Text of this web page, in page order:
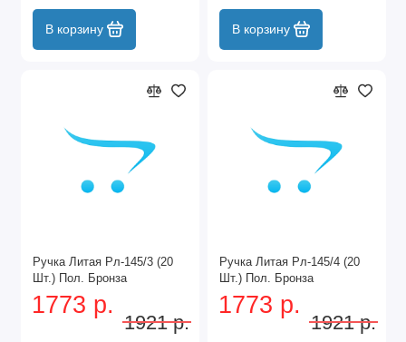
В корзину В корзину
Ручка Литая Рл-145/3 (20
Шт.) Пол. Бронза
1773 р.
1921 р.
Ручка Литая Рл-145/4 (20
Шт.) Пол. Бронза
1773 р.
1921 р.